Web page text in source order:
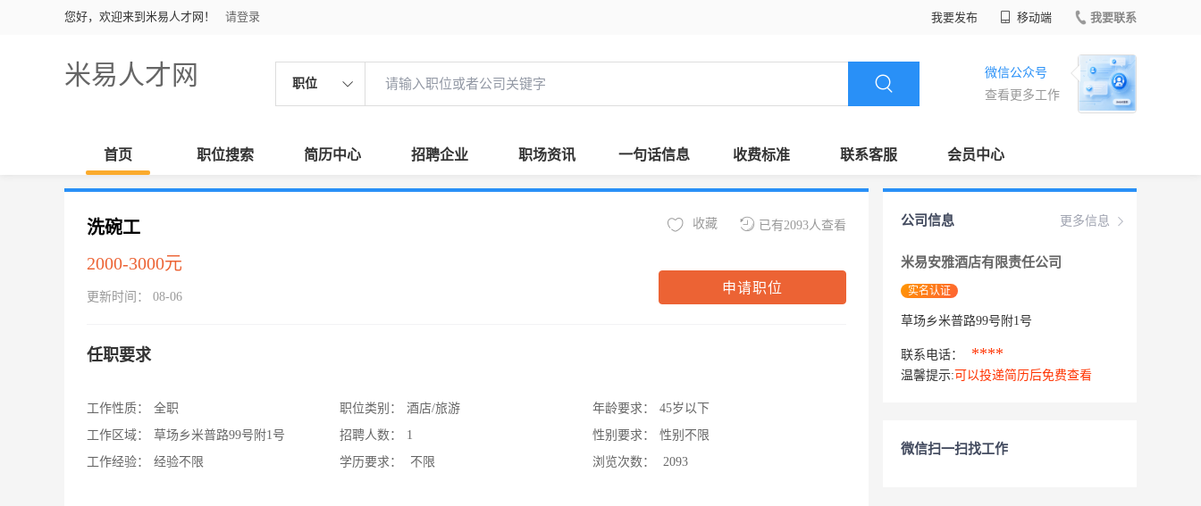
您好，欢迎来到米易人才网！ 请登录 我要发布 移动端 我要联系
米易人才网 职位
微信公众号
查看更多工作
首页 职位搜索 简历中心 招聘企业 职场资讯 一句话信息 收费标准 联系客服 会员中心
洗碗工
2000-3000元
更新时间： 08-06
已有2093人查看
收藏
申请职位
任职要求
工作性质：
全职
工作区域：
草场乡米普路99号附1号
工作经验：
经验不限
职位类别：
酒店/旅游
招聘人数：
1
学历要求：
不限
年龄要求：
45岁以下
性别要求：
性别不限
浏览次数：
2093
更多信息
公司信息
米易安雅酒店有限责任公司
实名认证
草场乡米普路99号附1号
联系电话： ****
温馨提示: 可以投递简历后免费查看
微信扫一扫找工作